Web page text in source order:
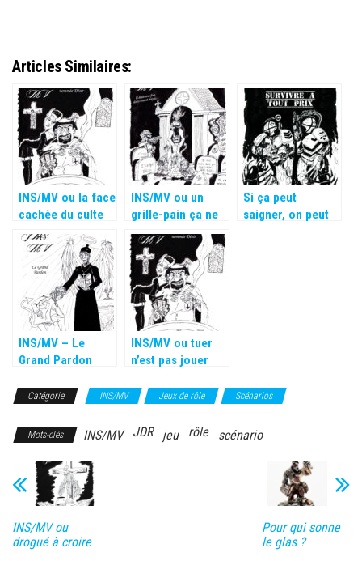
Articles Similaires:
INS/MV ou la face
cachée du culte
INS/MV ou un
grille-pain ça ne
sert pas qu’à
faire des toasts.
Si ça peut
saigner, on peut
INS/MV – Le
Grand Pardon
INS/MV ou tuer
n’est pas jouer
Catégorie INS/MV Jeux de rôle Scénarios
Mots-clés INS/MV JDR jeu rôle scénario
INS/MV ou
drogué à croire
Pour qui sonne
le glas ?